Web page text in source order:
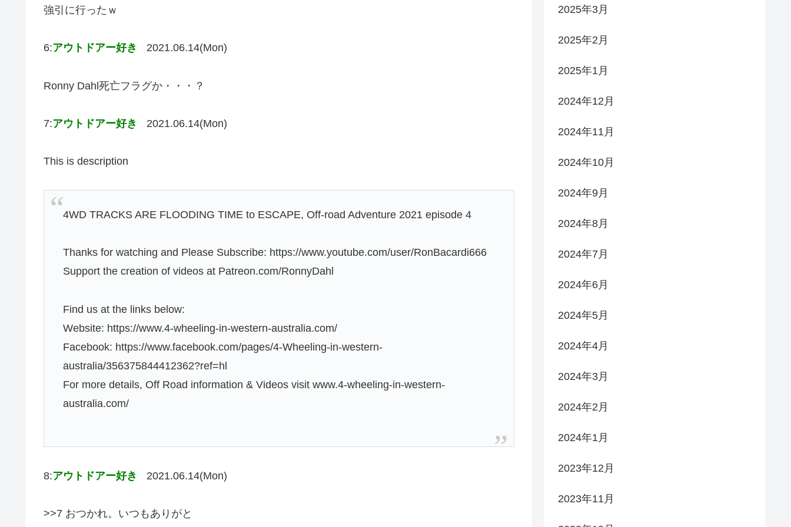
強引に行ったｗ
6:アウトドアー好き 2021.06.14(Mon)
Ronny Dahl死亡フラグか・・・？
7:アウトドアー好き 2021.06.14(Mon)
This is description
4WD TRACKS ARE FLOODING TIME to ESCAPE, Off-road Adventure 2021 episode 4
Thanks for watching and Please Subscribe: https://www.youtube.com/user/RonBacardi666
Support the creation of videos at Patreon.com/RonnyDahl
Find us at the links below:
Website: https://www.4-wheeling-in-western-australia.com/
Facebook: https://www.facebook.com/pages/4-Wheeling-in-western-
australia/356375844412362?ref=hl
For more details, Off Road information & Videos visit www.4-wheeling-in-western-
australia.com/
8:アウトドアー好き 2021.06.14(Mon)
>>7 おつかれ。いつもありがと
2025年3月
2025年2月
2025年1月
2024年12月
2024年11月
2024年10月
2024年9月
2024年8月
2024年7月
2024年6月
2024年5月
2024年4月
2024年3月
2024年2月
2024年1月
2023年12月
2023年11月